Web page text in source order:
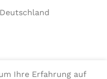
Ihre Erfahrung auf